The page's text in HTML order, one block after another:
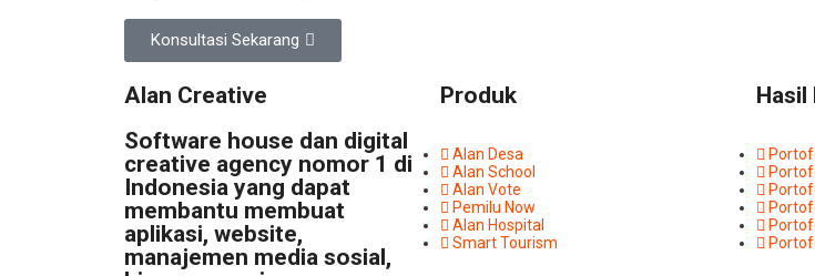
Konsultasi Sekarang
Alan Creative
Software house dan digital
creative agency nomor 1 di
Indonesia yang dapat
membantu membuat
aplikasi, website,
manajemen media sosial,
Produk
Alan Desa
Alan School
Alan Vote
Pemilu Now
Alan Hospital
Smart Tourism